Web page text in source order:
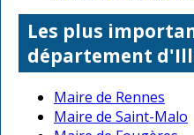
Les plus
département
Maire de Rennes
Maire de Saint-Malo